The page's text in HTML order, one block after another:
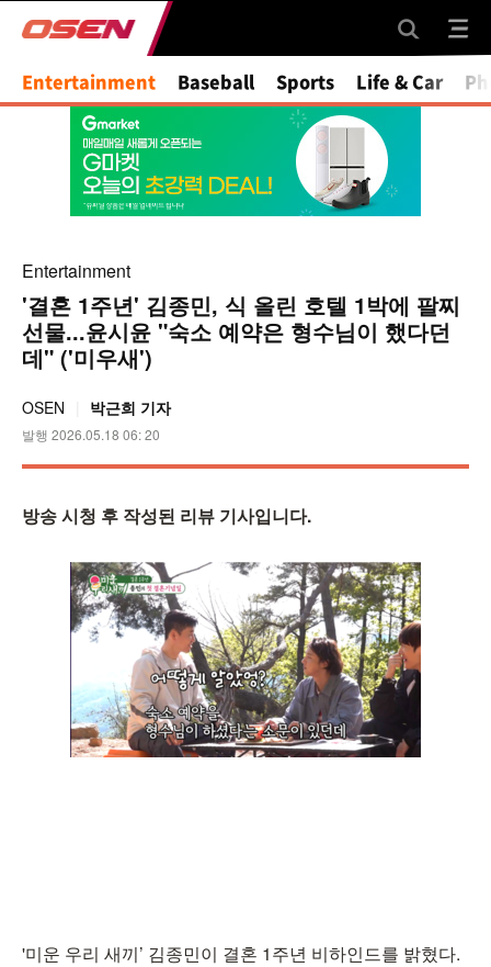
Mute
Entertainment Baseball Sports Life & Car
Entertainment
'결혼 1주년' 김종민, 식 올린 호텔 1박에 팔찌
선물...윤시윤 "숙소 예약은 형수님이 했다던
데" ('미우새')
OSEN 박근희 기자
발행 2026.05.18 06: 20
방송 시청 후 작성된 리뷰 기사입니다.
'미운 우리 새끼’ 김종민이 결혼 1주년 비하인드를 밝혔다.